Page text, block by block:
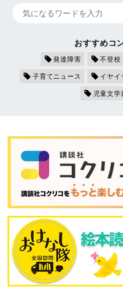
おすすめコ
発達障害 不登校
子育てニュース
イヤイ
児童文学